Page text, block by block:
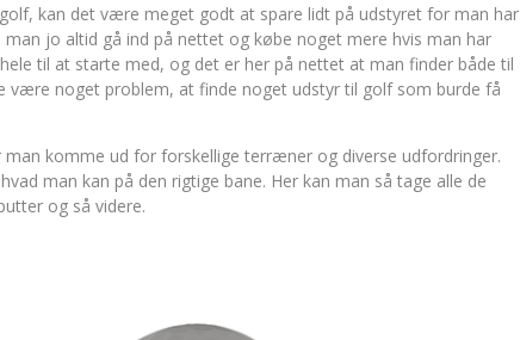
kan det være meget godt at spare lidt på udstyret for man har
jo altid gå ind på nettet og købe noget mere hvis man har
til at starte med, og det er her på nettet at man finder både til
være noget problem, at finde noget udstyr til golf som burde få
komme ud for forskellige terræner og diverse udfordringer.
man kan på den rigtige bane. Her kan man så tage alle de
og så videre.